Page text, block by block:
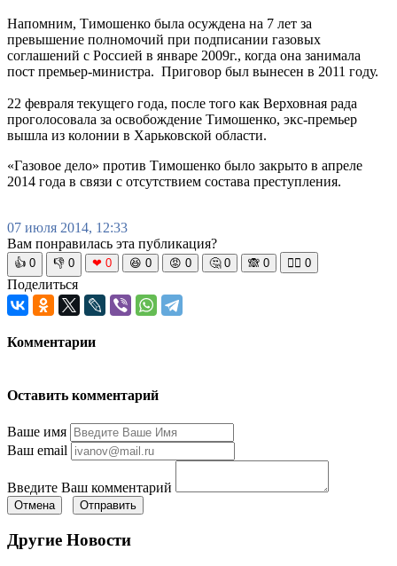
Напомним, Тимошенко была осуждена на 7 лет за
превышение полномочий при подписании газовых
соглашений с Россией в январе 2009г., когда она занимала
пост премьер-министра. Приговор был вынесен в 2011 году.
22 февраля текущего года, после того как Верховная рада
проголосовала за освобождение Тимошенко, экс-премьер
вышла из колонии в Харьковской области.
«Газовое дело» против Тимошенко было закрыто в апреле
2014 года в связи с отсутствием состава преступления.
07 июля 2014, 12:33
Вам понравилась эта публикация?
👍 0 👎 0 ❤ 0 😆 0 😡 0 🤔 0 🙈 0 🧘‍♀️ 0
Поделиться
Комментарии
Оставить комментарий
Ваше имя
Ваш email
Введите Ваш комментарий
Отмена Отправить
Другие Новости